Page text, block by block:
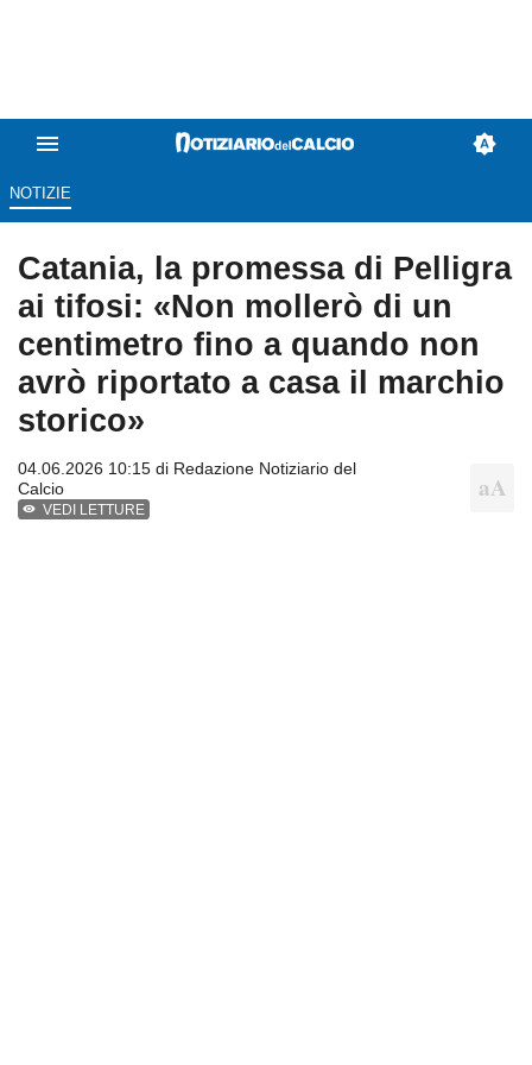
NOTIZIE
Catania, la promessa di Pelligra
ai tifosi: «Non mollerò di un
centimetro fino a quando non
avrò riportato a casa il marchio
storico»
04.06.2026 10:15 di Redazione Notiziario del
Calcio
VEDI LETTURE